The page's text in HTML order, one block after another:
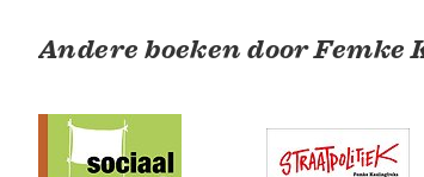
Andere boeken door